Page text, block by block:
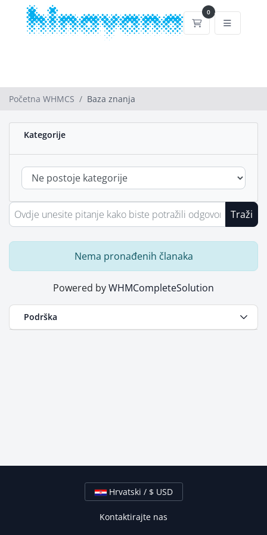
0
Košarica
Početna WHMCS Baza znanja
Kategorije
Traži
Nema pronađenih članaka
Powered byWHMCompleteSolution
Podrška
Hrvatski / $ USD
Kontaktirajte nas